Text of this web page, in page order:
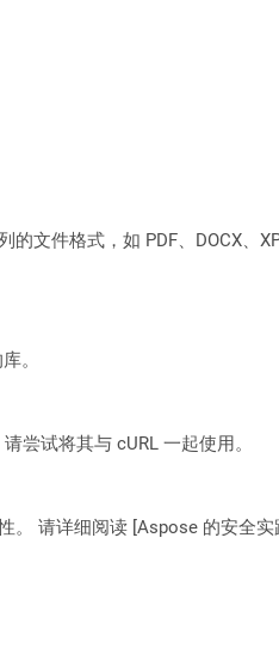
文件格式，如 PDF、DOCX、
。
尝试将其与 cURL 一起使用。
请详细阅读 [Aspose 的安全